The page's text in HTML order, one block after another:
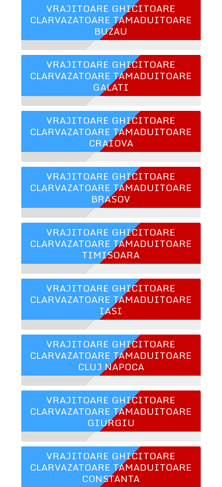
VRAJITOARE GHICITOARE
CLARVAZATOARE TAMADUITOARE
BUZAU
VRAJITOARE GHICITOARE
CLARVAZATOARE TAMADUITOARE
GALATI
VRAJITOARE GHICITOARE
CLARVAZATOARE TAMADUITOARE
CRAIOVA
VRAJITOARE GHICITOARE
CLARVAZATOARE TAMADUITOARE
BRASOV
VRAJITOARE GHICITOARE
CLARVAZATOARE TAMADUITOARE
TIMISOARA
VRAJITOARE GHICITOARE
CLARVAZATOARE TAMADUITOARE
IASI
VRAJITOARE GHICITOARE
CLARVAZATOARE TAMADUITOARE
CLUJ NAPOCA
VRAJITOARE GHICITOARE
CLARVAZATOARE TAMADUITOARE
GIURGIU
VRAJITOARE GHICITOARE
CLARVAZATOARE TAMADUITOARE
CONSTANTA